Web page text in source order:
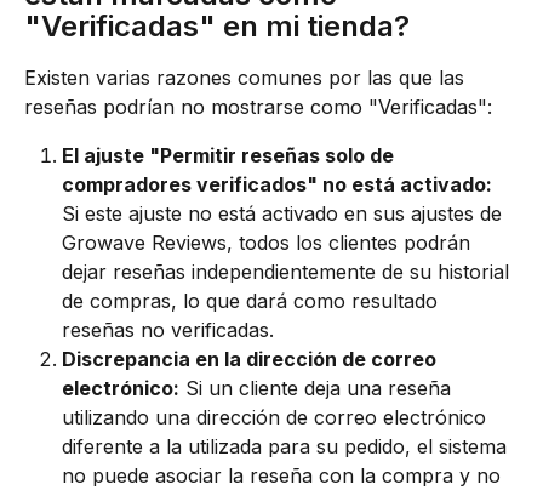
"Verificadas" en mi tienda?
Existen varias razones comunes por las que las
reseñas podrían no mostrarse como "Verificadas":
El ajuste "Permitir reseñas solo de
compradores verificados" no está activado:
Si este ajuste no está activado en sus ajustes de
Growave Reviews, todos los clientes podrán
dejar reseñas independientemente de su historial
de compras, lo que dará como resultado
reseñas no verificadas.
Discrepancia en la dirección de correo
electrónico: Si un cliente deja una reseña
utilizando una dirección de correo electrónico
diferente a la utilizada para su pedido, el sistema
no puede asociar la reseña con la compra y no